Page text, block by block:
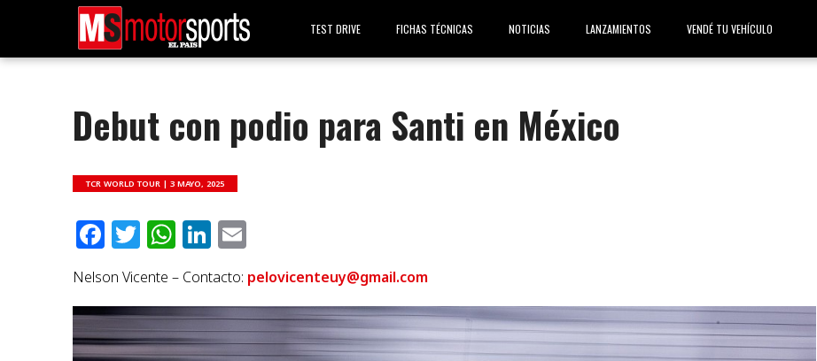
TEST DRIVE FICHAS TÉCNICAS NOTICIAS LANZAMIENTOS VENDÉ TU VEHÍCULO
Debut con podio para Santi en México
TCR WORLD TOUR |3 MAYO, 2025
Facebook
Twitter
WhatsApp
LinkedIn
Nelson Vicente – Contacto: pelovicenteuy@gmail.com